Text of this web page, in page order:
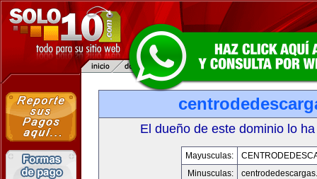
El dueño de este dominio lo
Mayusculas:
Minusculas: